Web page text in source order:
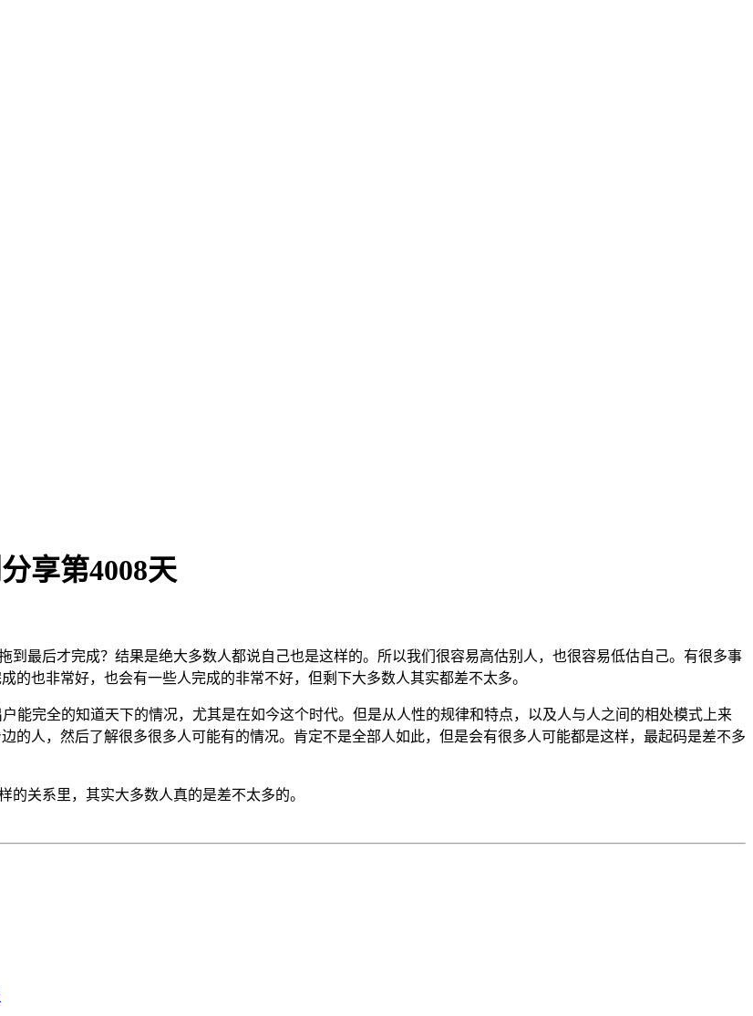
享第4008天
最后才完成？结果是绝大多数人都说自己也是这样的。所以我们很容易高估别人，也很容易低估自己。有很多事
也非常好，也会有一些人完成的非常不好，但剩下大多数人其实都差不太多。
完全的知道天下的情况，尤其是在如今这个时代。但是从人性的规律和特点，以及人与人之间的相处模式上来
的人，然后了解很多很多人可能有的情况。肯定不是全部人如此，但是会有很多人可能都是这样，最起码是差不多
关系里，其实大多数人真的是差不太多的。